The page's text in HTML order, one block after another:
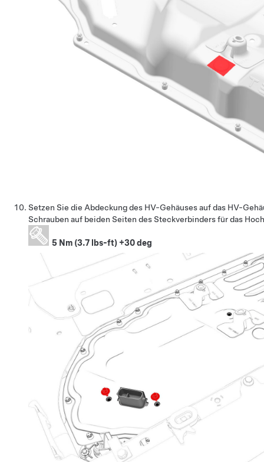
Setzen Sie die Abdeckung des HV-Gehäuses auf das HV-
Schrauben auf beiden Seiten des Steckverbinders für das
5 Nm (3.7 lbs-ft) +30 deg